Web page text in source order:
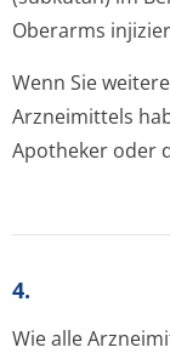
Oberarms
Wenn Sie
Arzneimittels
Apotheker oder
4.
Wie alle